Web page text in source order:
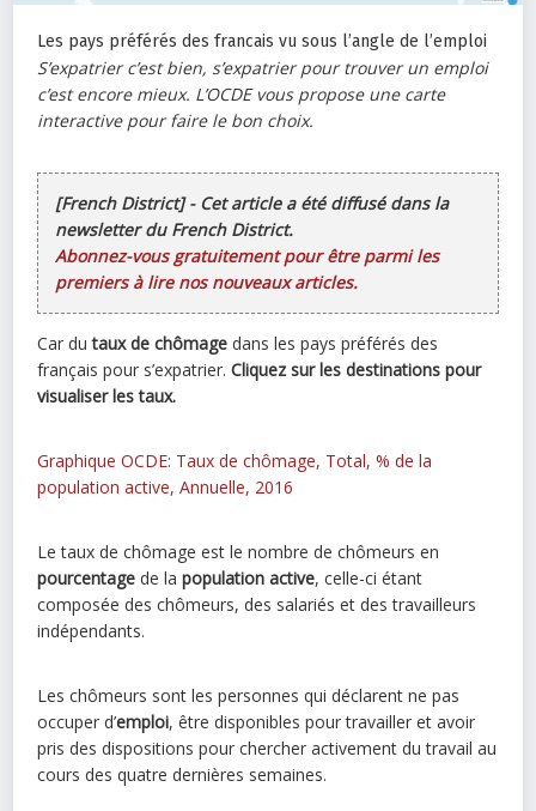
Les pays préférés des francais vu sous l’angle de l’emploi
S’expatrier c’est bien, s’expatrier pour trouver un emploi
c’est encore mieux. L’OCDE vous propose une carte
interactive pour faire le bon choix.
[French District] - Cet article a été diffusé dans la
newsletter du French District.
Abonnez-vous gratuitement pour être parmi les
premiers à lire nos nouveaux articles.
Car dutaux de chômage dans les pays préférés des
français pour s’expatrier.Cliquez sur les destinations pour
visualiser les taux.
Graphique OCDE: Taux de chômage, Total, % de la
population active, Annuelle, 2016
Le taux de chômage est le nombre de chômeurs en
pourcentage de lapopulation active, celle-ci étant
composée des chômeurs, des salariés et des travailleurs
indépendants.
Les chômeurs sont les personnes qui déclarent ne pas
occuper d’emploi, être disponibles pour travailler et avoir
pris des dispositions pour chercher activement du travail au
cours des quatre dernières semaines.